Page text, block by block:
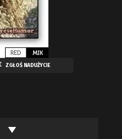
ZGŁOŚ NADUŻYCIE